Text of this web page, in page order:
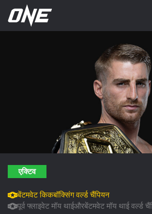
एक्टिव
बेंटमवेट किकबॉक्सिंग वर्ल्ड चैंपियन
पूर्व फ्लाइवेट मॉय थाईऔरबेंटमवेट मॉय थाई वर्ल्ड